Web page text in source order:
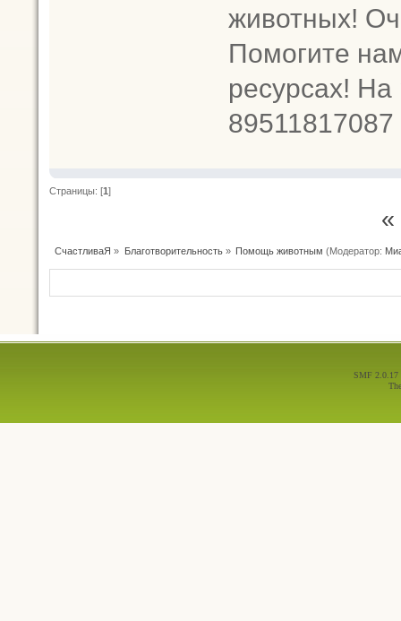
животных!
Помогите
ресурсах!
Страницы: [1]
СчастливаЯ » Благотворительность» Помощь животным (Модератор:
SMF 2.0.17